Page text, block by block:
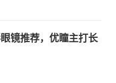
镜推荐，优瞳主打长